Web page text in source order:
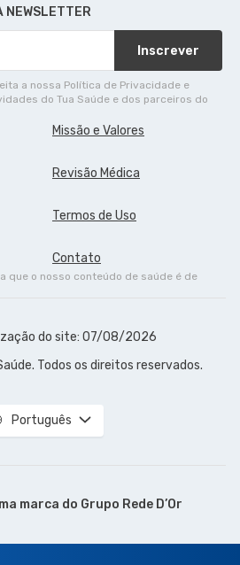
NEWSLETTER
Inscrever
a nossa Política de Privacidade e
do Tua Saúde e dos parceiros do
Missão e Valores
Revisão Médica
Termos de Uso
Contato
que o nosso conteúdo de saúde é de
do site: 07/08/2026
Todos os direitos reservados.
Português
marca do Grupo Rede D’Or